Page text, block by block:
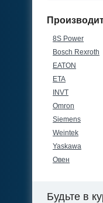
8S Power
Bosch Rexroth
EATON
ETA
INVT
Omron
Siemens
Weintek
Yaskawa
Овен
Будьте в